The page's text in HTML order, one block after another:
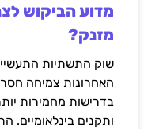
מדוע הביקוש
מזנק?
שוק התשתיות
האחרונות צמיחה
בדרישות מחמירות
ותקנים בינלאומיים.